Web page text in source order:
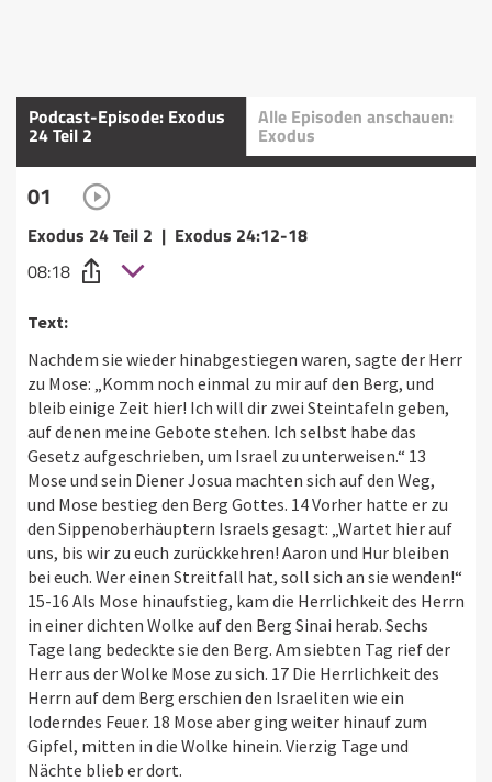
Podcast-Episode: Exodus
24 Teil 2
Alle Episoden anschauen:
Exodus
01
Exodus 24 Teil 2 | Exodus 24:12-18
08:18
Text:
Nachdem sie wieder hinabgestiegen waren, sagte der Herr
zu Mose: „Komm noch einmal zu mir auf den Berg, und
bleib einige Zeit hier! Ich will dir zwei Steintafeln geben,
auf denen meine Gebote stehen. Ich selbst habe das
Gesetz aufgeschrieben, um Israel zu unterweisen.“ 13
Mose und sein Diener Josua machten sich auf den Weg,
und Mose bestieg den Berg Gottes. 14 Vorher hatte er zu
den Sippenoberhäuptern Israels gesagt: „Wartet hier auf
uns, bis wir zu euch zurückkehren! Aaron und Hur bleiben
bei euch. Wer einen Streitfall hat, soll sich an sie wenden!“
15-16 Als Mose hinaufstieg, kam die Herrlichkeit des Herrn
in einer dichten Wolke auf den Berg Sinai herab. Sechs
Tage lang bedeckte sie den Berg. Am siebten Tag rief der
Herr aus der Wolke Mose zu sich. 17 Die Herrlichkeit des
Herrn auf dem Berg erschien den Israeliten wie ein
loderndes Feuer. 18 Mose aber ging weiter hinauf zum
Gipfel, mitten in die Wolke hinein. Vierzig Tage und
Nächte blieb er dort.